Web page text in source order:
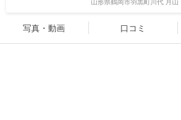
写真・動画 口コミ